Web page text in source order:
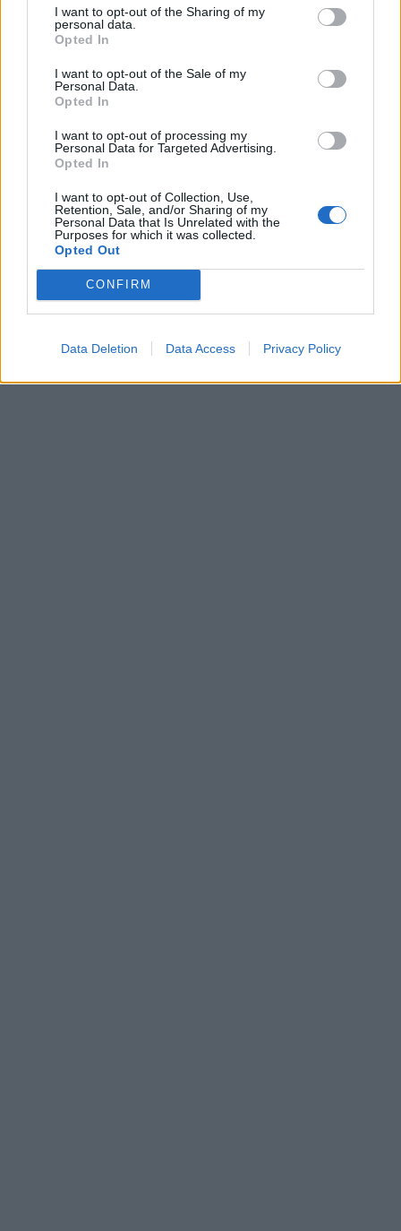
I want to opt-out of the Sharing of my
personal data.
Opted In
I want to opt-out of the Sale of my
Personal Data.
Opted In
I want to opt-out of processing my
Personal Data for Targeted Advertising.
Opted In
I want to opt-out of Collection, Use,
Retention, Sale, and/or Sharing of my
Personal Data that Is Unrelated with the
Purposes for which it was collected.
Opted Out
CONFIRM
Data Deletion Data Access Privacy Policy